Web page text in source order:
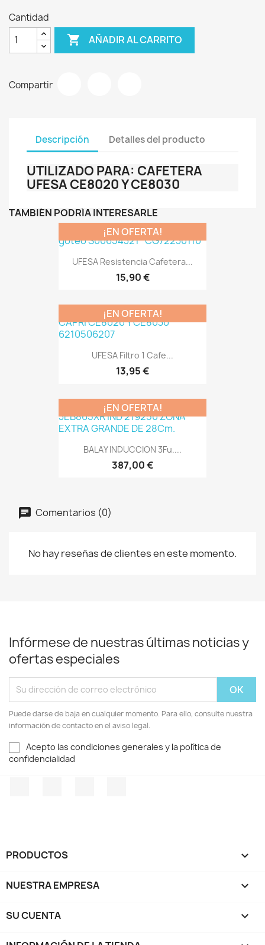
Cantidad
 AÑADIR AL CARRITO
Compartir
Descripción Detalles del producto
UTILIZADO PARA: CAFETERA
UFESA CE8020 Y CE8030
TAMBIÉN PODRÍA INTERESARLE
UFESA Resistencia Cafetera...
15,90 €
¡EN OFERTA!
UFESA Filtro 1 Cafe...
13,95 €
¡EN OFERTA!
BALAY INDUCCION 3Fu....
387,00 €
¡EN OFERTA!
Comentarios (0)
No hay reseñas de clientes en este momento.
Infórmese de nuestras últimas noticias y
ofertas especiales
Puede darse de baja en cualquier momento. Para ello, consulte nuestra
información de contacto en el aviso legal.
Acepto las condiciones generales y la política de
confidencialidad
PRODUCTOS 
NUESTRA EMPRESA 
SU CUENTA 